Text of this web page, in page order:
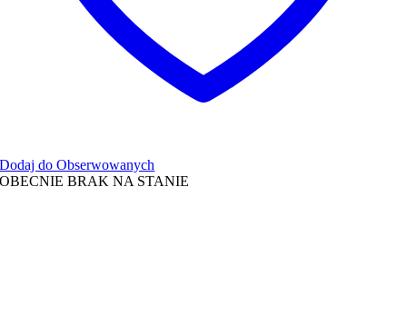
Dodaj do Obserwowanych
OBECNIE BRAK NA STANIE